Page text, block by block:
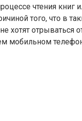
чтения книг
того, что в
хотят отрываться
мобильном